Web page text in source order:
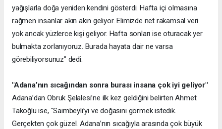
yağışlarla doğa yeniden kendini gösterdi. Hafta içi olmasına
rağmen insanlar akın akın geliyor. Elimizde net rakamsal veri
yok ancak yüzlerce kişi geliyor. Hafta sonları ise oturacak yer
bulmakta zorlanıyoruz. Burada hayata dair ne varsa
görebiliyorsunuz" dedi.
"Adana’nın sıcağından sonra burası insana çok iyi geliyor"
Adana’dan Obruk Şelalesi’ne ilk kez geldiğini belirten Ahmet
Takoğlu ise, "Saimbeyli’yi ve doğasını görmek istedik.
Gerçekten çok güzel. Adana’nın sıcağıyla arasında çok büyük